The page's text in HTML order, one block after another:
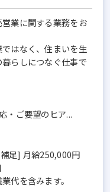
業に関する業務をお
ではなく、住まいを生
らしにつなぐ仕事で
・ご要望のヒア...
足] 月給250,000円
代を含みます。